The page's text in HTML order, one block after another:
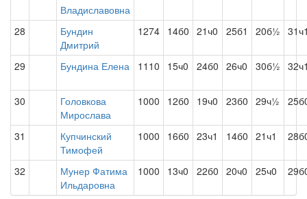
Владиславовна
28
Бундин
Дмитрий
1274 14б0 21ч0 25б1 20б½
29 Бундина Елена 1110 15ч0 24б0 26ч0 30б½
30
Головкова
Мирослава
1000 12б0 19ч0 23б0 29ч½
31
Купчинский
Тимофей
1000 16б0 23ч1 14б0 21ч1
32
Мунер Фатима
Ильдаровна
1000 13ч0 22б0 20ч0 25ч0